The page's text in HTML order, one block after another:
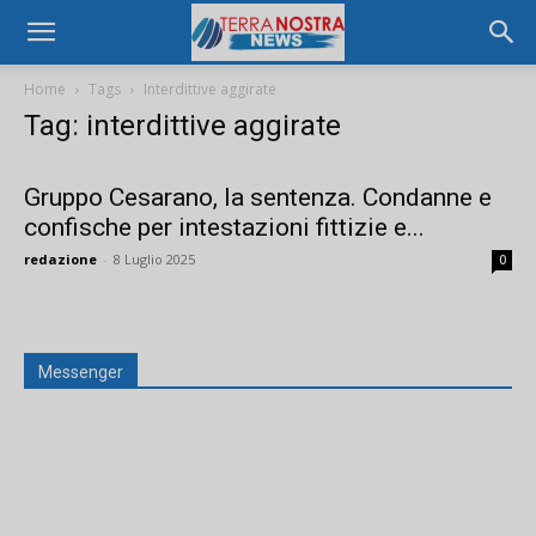
Home Tags Interdittive aggirate
Tag: interdittive aggirate
Gruppo Cesarano, la sentenza. Condanne e
confische per intestazioni fittizie e...
redazione - 8 Luglio 2025 0
Messenger